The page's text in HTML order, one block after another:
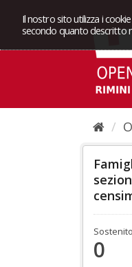
Il nostro sito utilizza i
secondo quanto descritto
0